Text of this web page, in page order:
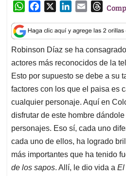
W
a
t
s
A
p
p
c
e
b
o
o
k
n
k
e
d
I
n
a
i
l
T
r
e
a
d
s
Robinson Díaz se ha
actores más reconocidos de la
Esto por supuesto se debe a su
factores con los que el paisa es
cualquier personaje. Aquí en
disfrutar de este hombre
personajes. Eso sí, cada uno
cada uno de ellos, ha logrado
más importantes que ha tenido
de los sapos. Allí, le dio vida a El